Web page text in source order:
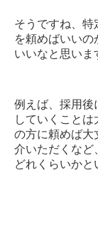
そうですね、特
を頼めばいいの
いいなと思いま
例えば、採用後
していくことは
の方に頼めば大
介いただくなど
どれくらいかと